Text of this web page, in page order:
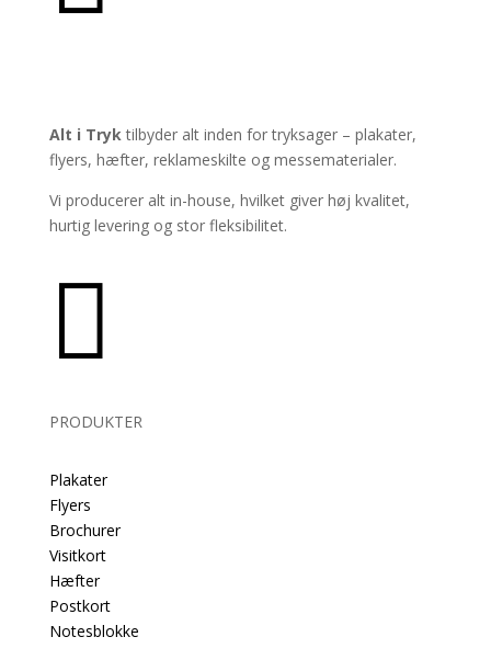
Alt i Tryktilbyder alt inden for tryksager – plakater,
flyers, hæfter, reklameskilte og messematerialer.
Vi producerer alt in-house, hvilket giver høj kvalitet,
hurtig levering og stor fleksibilitet.

PRODUKTER
Plakater
Flyers
Brochurer
Visitkort
Hæfter
Postkort
Notesblokke